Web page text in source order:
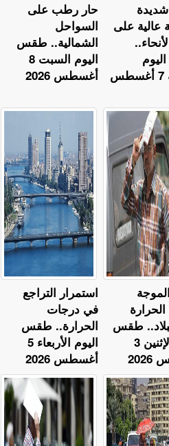
حار رطب على
السواحل
الشمالية.. طقس
اليوم السبت 8
أغسطس 2026
عالية على
الجمعة 7 أغسطس
استمرار التراجع
في درجات
الحرارة.. طقس
اليوم الأربعاء 5
أغسطس 2026
طقس
اليوم الإثنين 3